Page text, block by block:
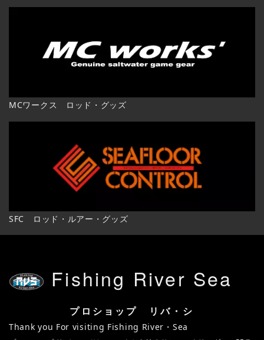
MCワークス ロッド・グッズ
SFC ロッド・ルアー・グッズ
Fishing River Sea
プロショップ リバ・シ
Thank you For visiting Fishing River・Sea